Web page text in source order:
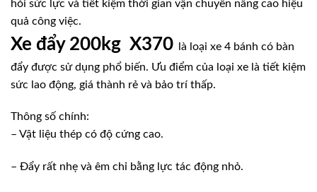
hỏi sức lực và tiết kiệm thời gian vận chuyển nâng cao hiệu
quả công việc.
Xe đẩy 200kg X370
là loại xe 4 bánh có bàn
đẩy được sử dụng phổ biến. Ưu điểm của loại xe là tiết kiệm
sức lao động, giá thành rẻ và bảo trí thấp.
Thông số chính:
– Vật liệu thép có độ cứng cao.
– Đẩy rất nhẹ và êm chỉ bằng lực tác động nhỏ.